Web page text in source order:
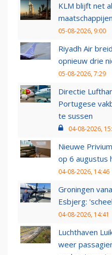
KLM blijft net
05-08-2026, 9:00
Riyadh Air
opnieuw drie
05-08-2026, 7:29
Directie
Portugese
te sussen
04-08-2026,
Nieuwe
op 6 augustus
04-08-2026, 14:46
Groningen
Esbjerg:
04-08-2026, 14:41
Luchthaven
weer